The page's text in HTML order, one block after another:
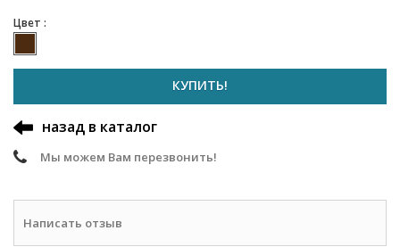
Цвет :
КУПИТЬ!
назад в каталог
Мы можем Вам перезвонить!
Написать отзыв